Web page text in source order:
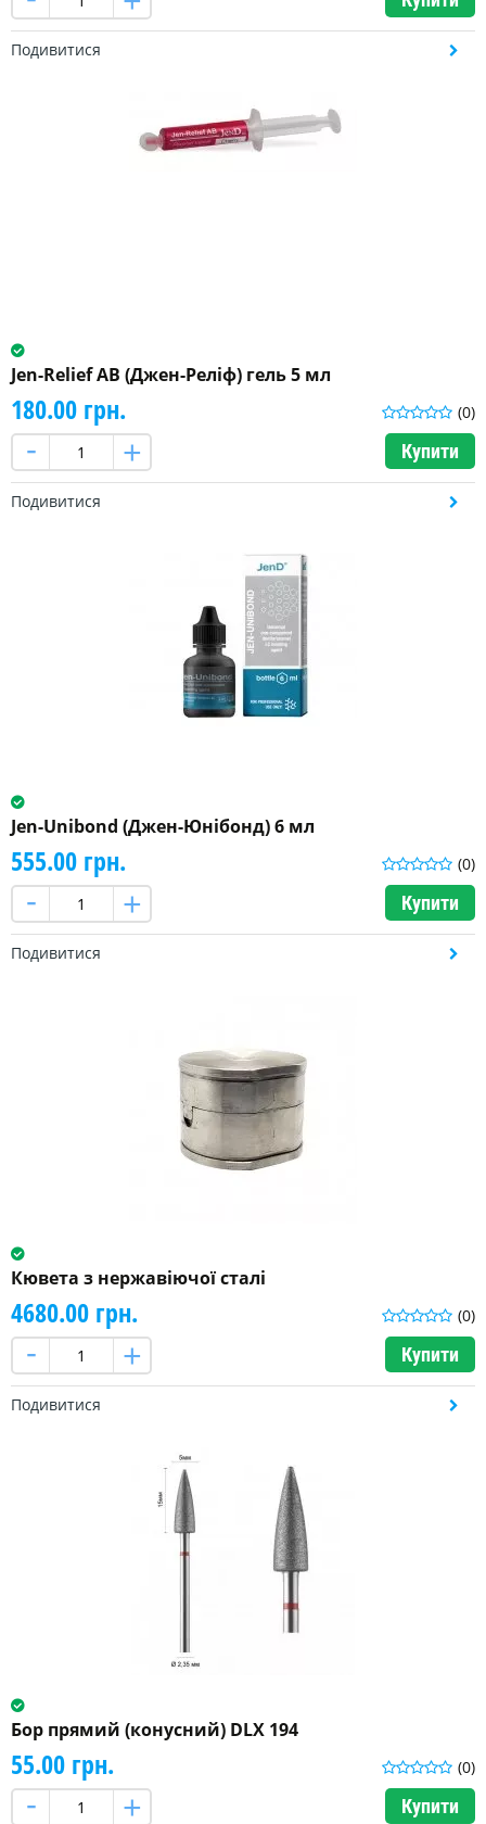
Подивитися
Jen-Relief AB (Джен-Реліф) гель 5 мл
(0)
180.00 грн.
Купити
Подивитися
Jen-Unibond (Джен-Юнібонд) 6 мл
(0)
555.00 грн.
Купити
Подивитися
Кювета з нержавіючої сталі
(0)
4680.00 грн.
Купити
Подивитися
Бор прямий (конусний) DLX 194
(0)
55.00 грн.
Купити